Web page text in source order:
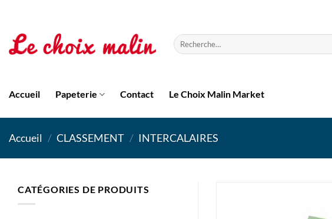
contenu
Recherche
pour :
Accueil Papeterie Contact Le Choix Malin Market
Accueil / CLASSEMENT / INTERCALAIRES
CATÉGORIES DE PRODUITS